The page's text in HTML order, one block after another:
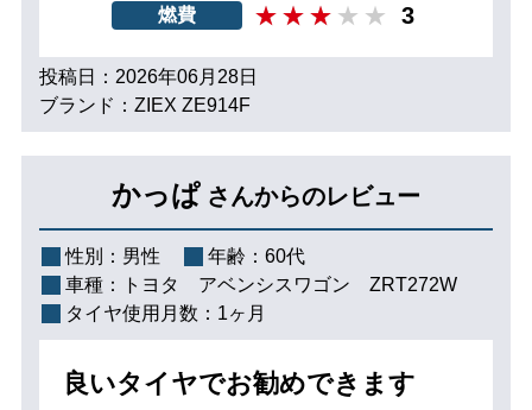
燃費 3
投稿日：2026年06月28日
ブランド：ZIEX ZE914F
かっぱ さんからのレビュー
性別： 男性 年齢： 60代
車種：
トヨタ アベンシスワゴン ZRT272W
タイヤ使用月数： 1ヶ月
良いタイヤでお勧めできます